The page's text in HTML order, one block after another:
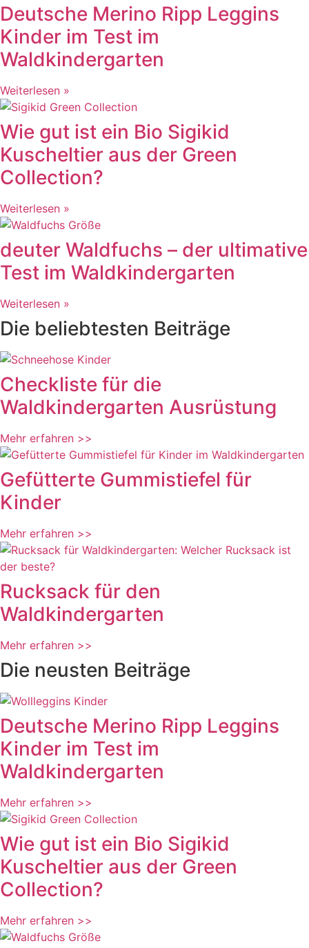
Deutsche Merino Ripp Leggins
Kinder im Test im
Waldkindergarten
Weiterlesen »
Wie gut ist ein Bio Sigikid
Kuscheltier aus der Green
Collection?
Weiterlesen »
deuter Waldfuchs – der ultimative
Test im Waldkindergarten
Weiterlesen »
Die beliebtesten Beiträge
Checkliste für die
Waldkindergarten Ausrüstung
Mehr erfahren >>
Gefütterte Gummistiefel für
Kinder
Mehr erfahren >>
Rucksack für den
Waldkindergarten
Mehr erfahren >>
Die neusten Beiträge
Deutsche Merino Ripp Leggins
Kinder im Test im
Waldkindergarten
Mehr erfahren >>
Wie gut ist ein Bio Sigikid
Kuscheltier aus der Green
Collection?
Mehr erfahren >>